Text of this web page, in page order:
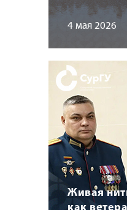
4 мая 2026
Живая
как